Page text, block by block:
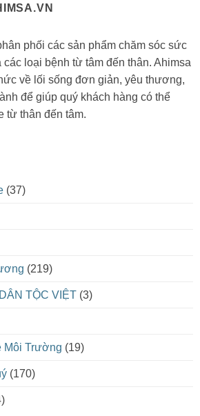
phối các sản phẩm chăm sóc sức
các loại bệnh từ tâm đến thân. Ahimsa
về lối sống đơn giản, yêu thương,
để giúp quý khách hàng có thể
từ thân đến tâm.
(37)
(219)
TỘC VIỆT (3)
Môi Trường (19)
(170)